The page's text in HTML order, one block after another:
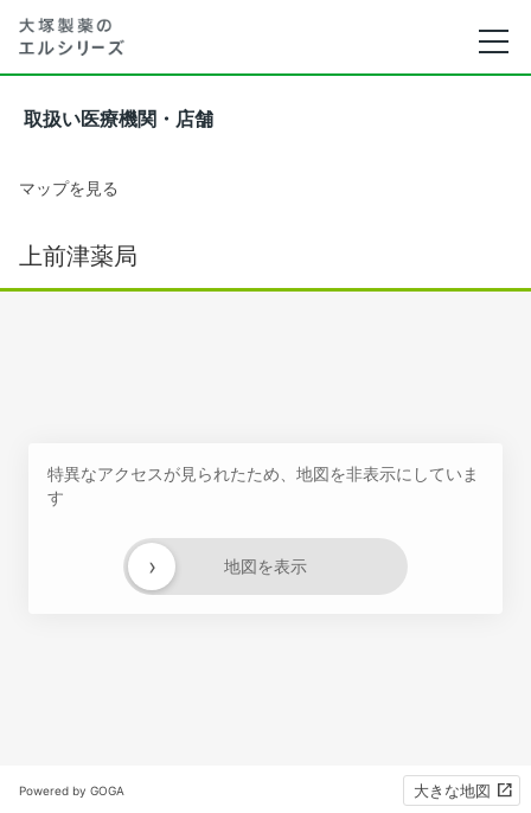
取扱い医療機関・店舗
マップを見る
上前津薬局
特異なアクセスが見られたため、地図を非表示にしていま
す
地図を表示
›
Powered by GOGA 大きな地図